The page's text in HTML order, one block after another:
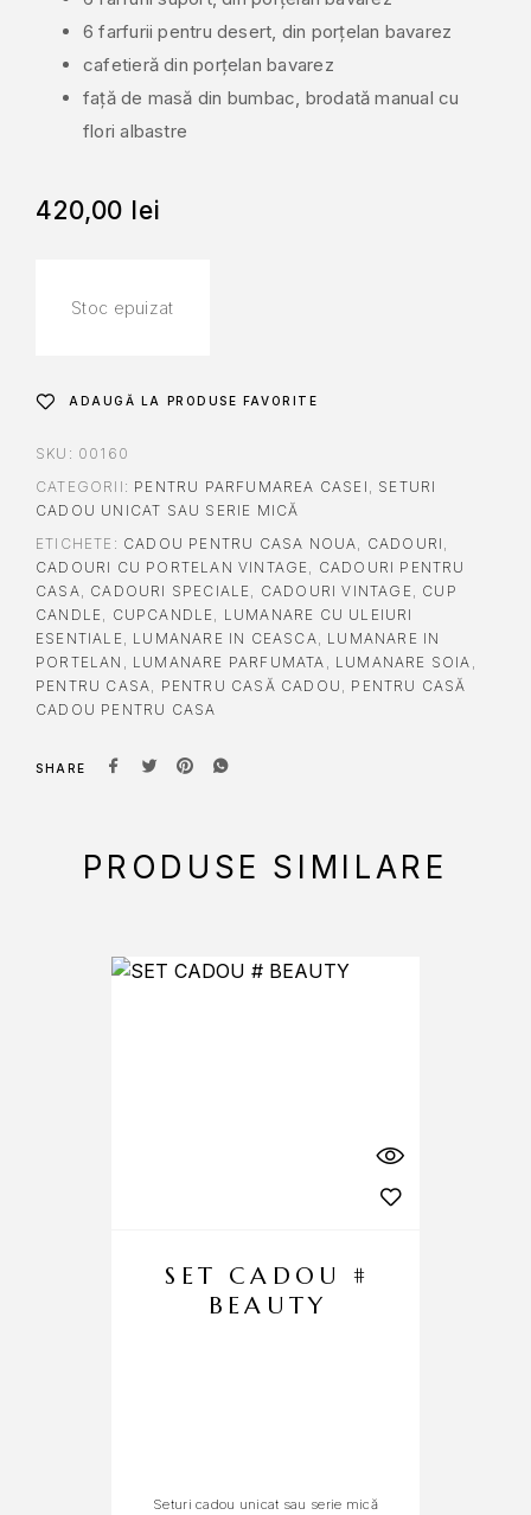
6 farfurii pentru desert, din porțelan bavarez
cafetieră din porțelan bavarez
față de masă din bumbac, brodată manual cu
flori albastre
420,00 lei
Stoc epuizat
ADAUGĂ LA PRODUSE FAVORITE
SKU: 00160
CATEGORII: PENTRU PARFUMAREA CASEI , SETURI
CADOU UNICAT SAU SERIE MICĂ
ETICHETE: CADOU PENTRU CASA NOUA, CADOURI ,
CADOURI CU PORTELAN VINTAGE, CADOURI PENTRU
CASA, CADOURI SPECIALE, CADOURI VINTAGE, CUP
CANDLE, CUPCANDLE, LUMANARE CU ULEIURI
ESENTIALE, LUMANARE IN CEASCA, LUMANARE IN
PORTELAN , LUMANARE PARFUMATA , LUMANARE SOIA ,
PENTRU CASA, PENTRU CASĂ CADOU , PENTRU CASĂ
CADOU PENTRU CASA
SHARE
PRODUSE SIMILARE
SET CADOU #
BEAUTY
Seturi cadou unicat sau serie mică